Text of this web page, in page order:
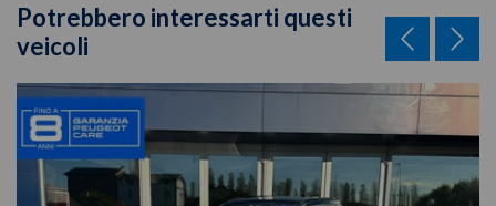
Potrebbero interessarti questi
veicoli